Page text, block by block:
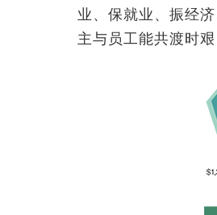
业、保就业、振经
主与员工能共渡时